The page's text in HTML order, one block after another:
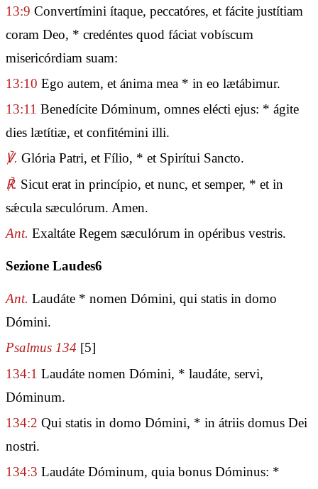
13:9 Convertímini ítaque, peccatóres, et fácite justítiam
coram Deo, * credéntes quod fáciat vobíscum
misericórdiam suam:
13:10 Ego autem, et ánima mea * in eo lætábimur.
13:11 Benedícite Dóminum, omnes elécti ejus: * ágite
dies lætítiæ, et confitémini illi.
℣. Glória Patri, et Fílio, * et Spirítui Sancto.
℟. Sicut erat in princípio, et nunc, et semper, * et in
sǽcula sæculórum. Amen.
Ant. Exaltáte Regem sæculórum in opéribus vestris.
Sezione Laudes6
Ant. Laudáte * nomen Dómini, qui statis in domo
Dómini.
Psalmus 134 [5]
134:1 Laudáte nomen Dómini, * laudáte, servi,
Dóminum.
134:2 Qui statis in domo Dómini, * in átriis domus Dei
nostri.
134:3 Laudáte Dóminum, quia bonus Dóminus: *